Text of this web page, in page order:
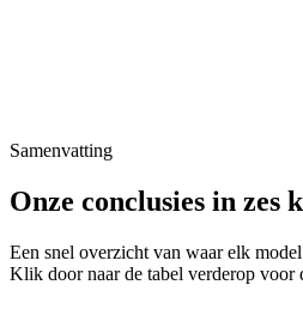
Samenvatting
Onze conclusies in zes
Een snel overzicht van waar elk
Klik door naar de tabel verderop voor